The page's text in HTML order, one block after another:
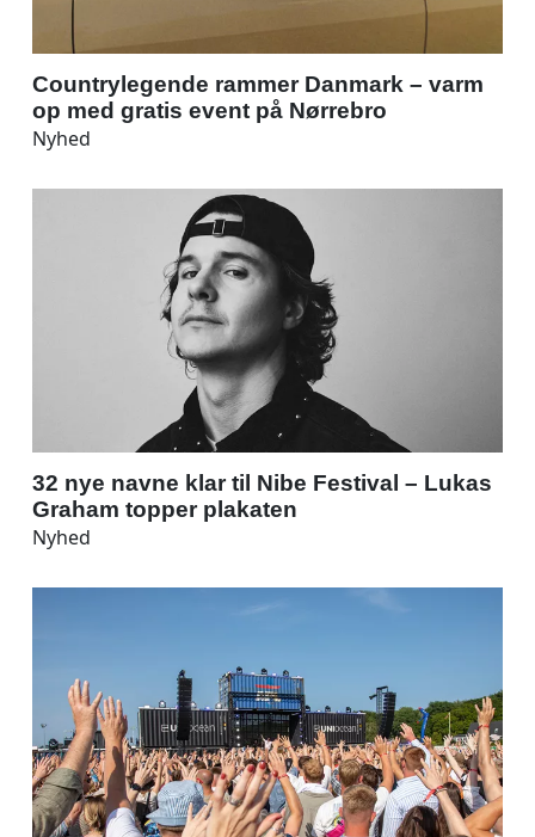
Countrylegende rammer Danmark – varm
op med gratis event på Nørrebro
Nyhed
32 nye navne klar til Nibe Festival – Lukas
Graham topper plakaten
Nyhed